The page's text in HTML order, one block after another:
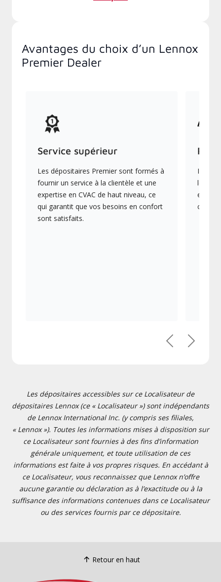
Avantages du choix d’un Lennox
Premier Dealer
Service supérieur
Les dépositaires Premier sont formés à
fournir un service à la clientèle et une
expertise en CVAC de haut niveau, ce
qui garantit que vos besoins en confort
sont satisfaits.
Ils
les
en
PrécédentSuivant
Les dépositaires accessibles sur ce Localisateur de
dépositaires Lennox (ce « Localisateur ») sont indépendants
de Lennox International Inc. (y compris ses filiales,
« Lennox »). Toutes les informations mises à disposition sur
ce Localisateur sont fournies à des fins d’information
générale uniquement, et toute utilisation de ces
informations est faite à vos propres risques. En accédant à
ce Localisateur, vous reconnaissez que Lennox n’offre
aucune garantie ou déclaration as à l’exactitude ou à la
suffisance des informations contenues dans ce Localisateur
ou des services fournis par ce dépositaire.
Retour en haut